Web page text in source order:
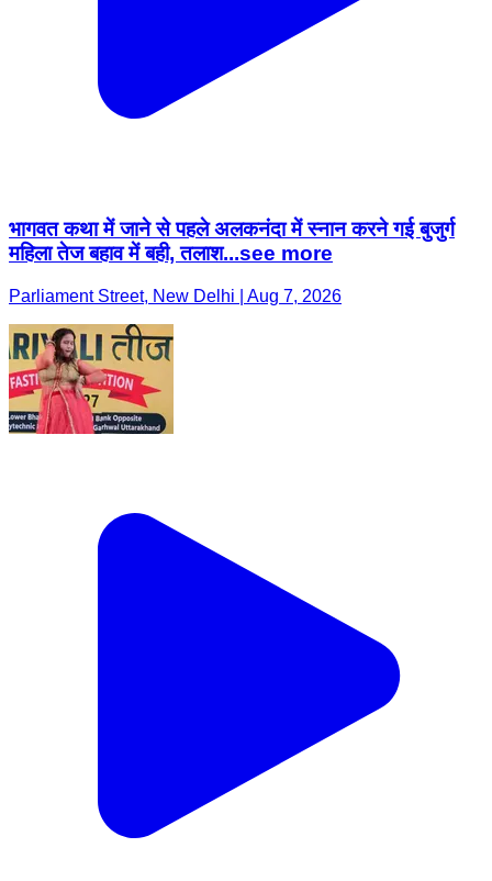
भागवत कथा में जाने से पहले अलकनंदा में स्नान करने गई बुजुर्ग
महिला तेज बहाव में बही, तलाश...see more
Parliament Street, New Delhi | Aug 7, 2026